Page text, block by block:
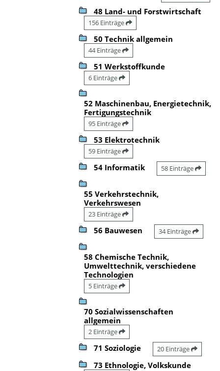
48 Land- und Forstwirtschaft
156 Einträge
50 Technik allgemein
44 Einträge
51 Werkstoffkunde
6 Einträge
52 Maschinenbau, Energietechnik,
Fertigungstechnik
95 Einträge
53 Elektrotechnik
59 Einträge
54 Informatik 58 Einträge
55 Verkehrstechnik,
Verkehrswesen
23 Einträge
56 Bauwesen 34 Einträge
58 Chemische Technik,
Umwelttechnik, verschiedene
Technologien
5 Einträge
70 Sozialwissenschaften
allgemein
2 Einträge
71 Soziologie 20 Einträge
73 Ethnologie, Volkskunde